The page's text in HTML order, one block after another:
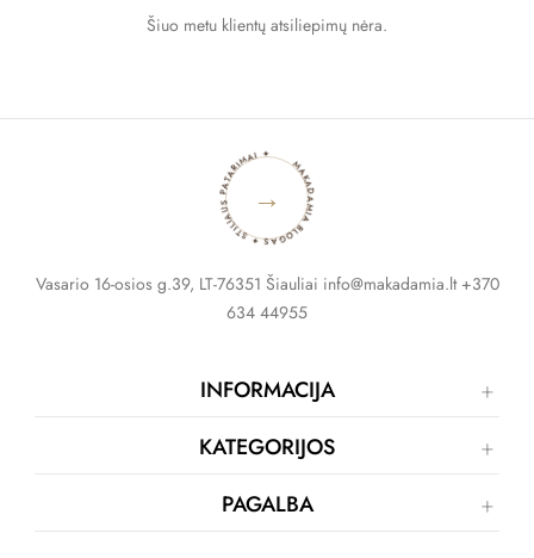
Šiuo metu klientų atsiliepimų nėra.
MAKADAMIA BLOGAS ✦ STILIAUS PATARIMAI ✦
→
Vasario 16-osios g.39, LT-76351 Šiauliai info@makadamia.lt +370
634 44955
INFORMACIJA
KATEGORIJOS
PAGALBA